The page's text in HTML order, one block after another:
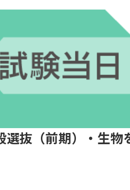
選抜（前期）・生物